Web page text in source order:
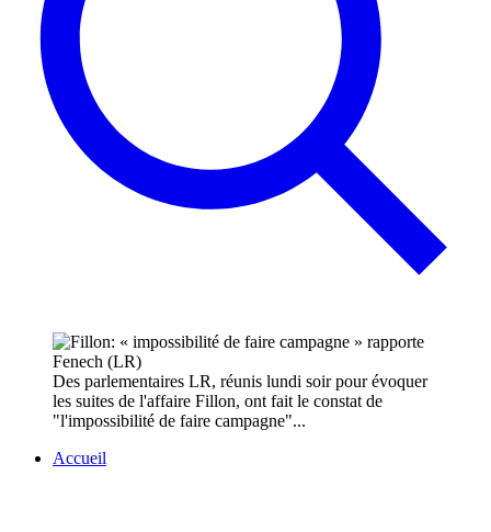
Des parlementaires LR, réunis lundi soir pour évoquer
les suites de l'affaire Fillon, ont fait le constat de
"l'impossibilité de faire campagne"...
Accueil